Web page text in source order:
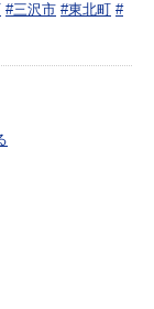
#三沢市 #東北町 #